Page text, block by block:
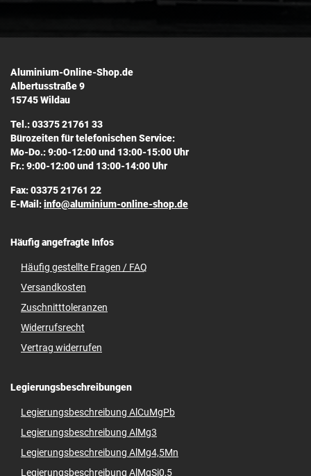
Aluminium-Online-Shop.de
Albertusstraße 9
15745 Wildau
Tel.: 03375 21761 33
Bürozeiten für telefonischen Service:
Mo-Do.: 9:00-12:00 und 13:00-15:00 Uhr
Fr.: 9:00-12:00 und 13:00-14:00 Uhr
Fax: 03375 21761 22
E-Mail:info@aluminium-online-shop.de
Häufig angefragte Infos
Häufig gestellte Fragen / FAQ
Versandkosten
Zuschnitttoleranzen
Widerrufsrecht
Vertrag widerrufen
Legierungsbeschreibungen
Legierungsbeschreibung AlCuMgPb
Legierungsbeschreibung AlMg3
Legierungsbeschreibung AlMg4,5Mn
Legierungsbeschreibung AlMgSi0,5